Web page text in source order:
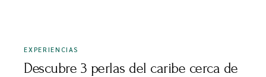
EXPERIENCIAS
Descubre 3 perlas del caribe cerca de